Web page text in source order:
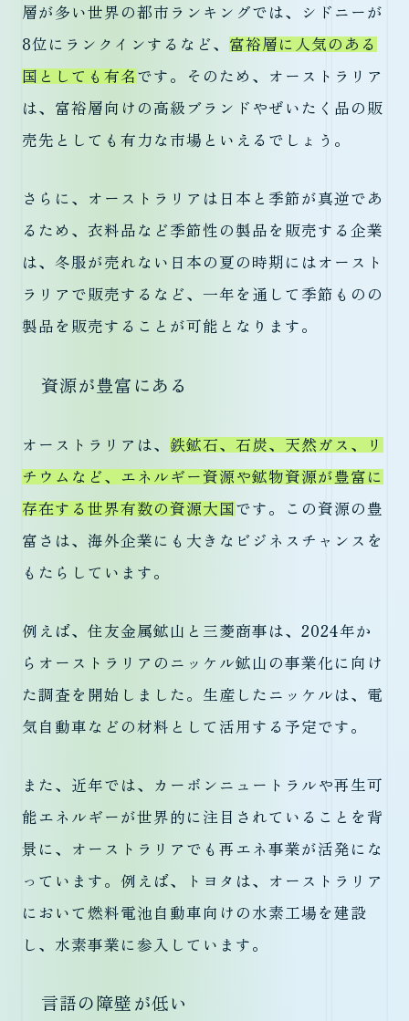
層が多い世界の都市ランキングでは、シドニーが
8位にランクインするなど、 富裕層に人気のある
国としても有名 です。そのため、オーストラリア
は、富裕層向けの高級ブランドやぜいたく品の販
売先としても有力な市場といえるでしょう。
さらに、オーストラリアは日本と季節が真逆であ
るため、衣料品など季節性の製品を販売する企業
は、冬服が売れない日本の夏の時期にはオースト
ラリアで販売するなど、一年を通して季節ものの
製品を販売することが可能となります。
資源が豊富にある
オーストラリアは、 鉄鉱石、石炭、天然ガス、リ
チウムなど、エネルギー資源や鉱物資源が豊富に
存在する世界有数の資源大国です。この資源の豊
富さは、海外企業にも大きなビジネスチャンスを
もたらしています。
例えば、住友金属鉱山と三菱商事は、2024年か
らオーストラリアのニッケル鉱山の事業化に向け
た調査を開始しました。生産したニッケルは、電
気自動車などの材料として活用する予定です。
また、近年では、カーボンニュートラルや再生可
能エネルギーが世界的に注目されていることを背
景に、オーストラリアでも再エネ事業が活発にな
っています。例えば、トヨタは、オーストラリア
において燃料電池自動車向けの水素工場を建設
し、水素事業に参入しています。
言語の障壁が低い